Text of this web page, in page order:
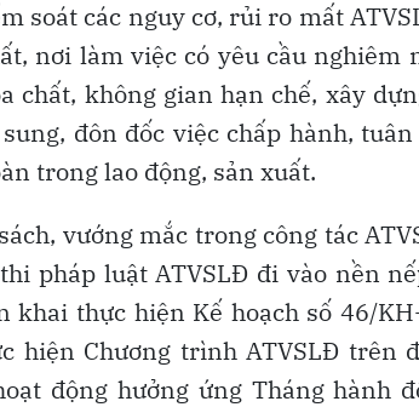
soát các nguy cơ, rủi ro mất
nơi làm việc có yêu cầu nghiêm
chất, không gian hạn chế, xây
đôn đốc việc chấp hành,
trong lao động, sản xuất.
vướng mắc trong công tác
pháp luật ATVSLĐ đi vào nền
thực hiện Kế hoạch số 46/
hiện Chương trình ATVSLĐ trên
động hưởng ứng Tháng hành